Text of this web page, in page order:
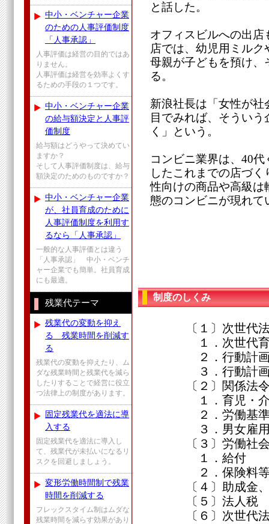
と話した。
オフィスビルへの出店
店では、幼児用ミル
母親が子どもを預け、
る。
新浪社長は「女性が
目でみれば、そうい
く」という。
コンビニ業界は、40
したこれまでの店づ
性向けの商品や高級は
態のコンビニが現れて
制度のしくみ
〔１〕次世代法
１．次世代育成
２．行動計画
３．行動計画
〔２〕関係法
１．育児・介
２．労働基準
３．男女雇用機
〔３〕労働社会
１．給付
２．保険料
〔４〕助成金、
〔５〕法人税
〔６〕次世代法
中小・ベンチャー企業
のための人事評価制度
「人事承認」
人事評価は経営の目的ではあ
りません。
人事評価は経営を効率よくす
るための手段の１つです。
中小・ベンチャー企業
の給与額決定と人事評
価制度
給与額はどうやって決めてい
ますか？
そして人事評価制度は、給与
額決定のためのものですか？
中小・ベンチャー企業
が、社員育成のために
人事評価制度を利用す
るなら「人事承認」
一般的な人事評価とは違う
「人事承認」 中小・ベンチ
ャー企業でも簡単。社員育成
にも最適。
残業代テーマ
残業代の変動を抑え
る 残業時間を削減す
る
残業代の変動を抑えたり、ム
ダな残業時間と残業代を減ら
したりすることで経営に役立
つ法律上の制度があります。
固定残業代を適法に導
入する
固定残業代を適法に導入し
て、残業代が未払いになるリ
スクを回避しましょう。
変形労働時間制で残業
時間を削減する
フレックスタイム制はムダな
残業時間を減らす効果があり